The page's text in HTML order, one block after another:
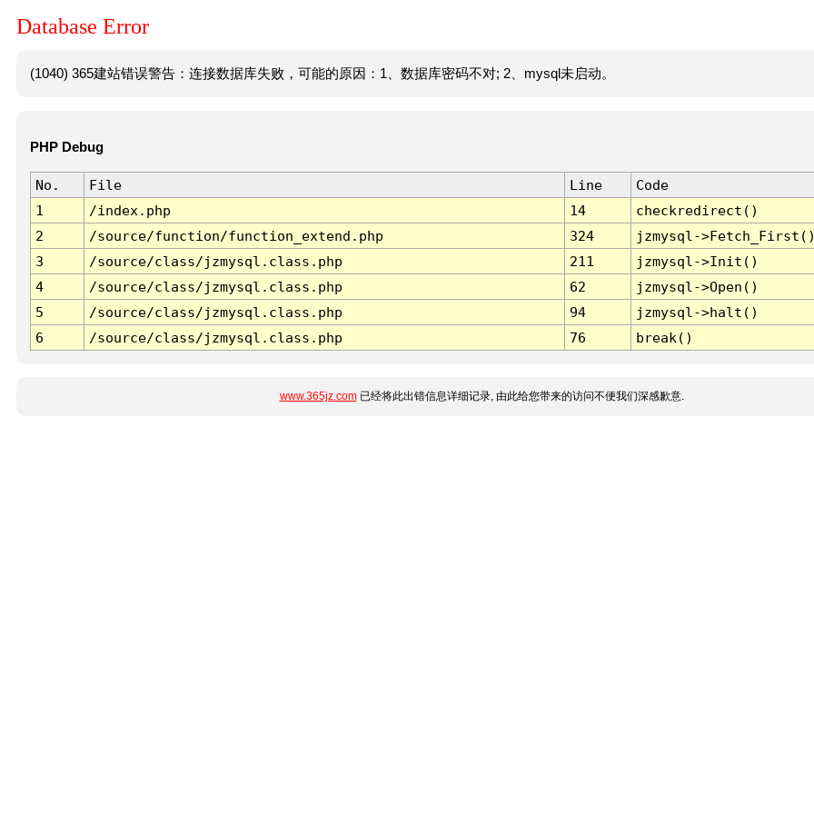
Database Error
(1040) 365建站错误警告：连接数据库失败，可能的原因：1、数据库密码不对; 2、mysql未启动。
PHP Debug
No. File Line
Code
1
/index.php 14
checkredirect()
2
/source/function/function_extend.php 324
jzmysql-
3
/source/class/jzmysql.class.php 211
jzmysql->Init()
4
/source/class/jzmysql.class.php 62
jzmysql->Open()
5
/source/class/jzmysql.class.php 94
jzmysql->halt()
6
/source/class/jzmysql.class.php 76 break()
www.365jz.com已经将此出错信息详细记录, 由此给您带来的访问不便我们深感歉意.